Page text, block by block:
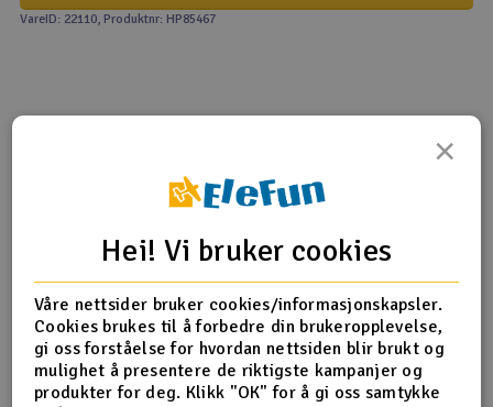
Modelljernbane
Radioutstyr
Raketter
Smarthjem, lek & hobby
Solenergi
VareID: 22110, Produktnr: HP85467
Produktinformasjon
HPI-85467 Steering Linkage set
×
Hei! Vi bruker cookies
Våre nettsider bruker cookies/informasjonskapsler.
Cookies brukes til å forbedre din brukeropplevelse,
gi oss forståelse for hvordan nettsiden blir brukt og
mulighet å presentere de riktigste kampanjer og
produkter for deg. Klikk "OK" for å gi oss samtykke